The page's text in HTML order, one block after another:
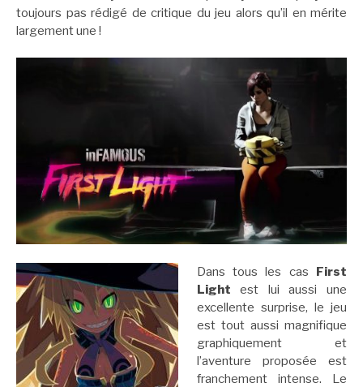
toujours pas rédigé de critique du jeu alors qu’il en mérite
largement une !
Dans tous les cas First
Light est lui aussi une
excellente surprise, le jeu
est tout aussi magnifique
graphiquement et
l’aventure proposée est
franchement intense. Le